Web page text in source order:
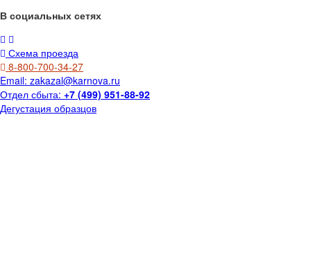
В социальных сетях
Схема проезда
8-800-700-34-27
Email: zakazal@karnova.ru
Отдел сбыта: +7 (499) 951-88-92
Дегустация образцов